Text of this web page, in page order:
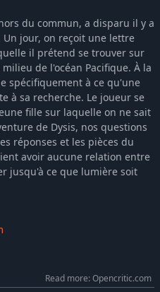
du commun, a disparu il y a
Un jour, on reçoit une lettre
il prétend se trouver sur
de l'océan Pacifique. À la
spécifiquement à ce qu'une
à sa recherche. Le joueur se
fille sur laquelle on ne sait
de Dysis, nos questions
réponses et les pièces du
avoir aucune relation entre
jusqu'à ce que lumière soit
Read more: Opencritic.com